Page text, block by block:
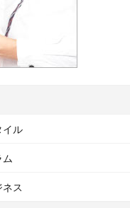
イル
ム
ネス